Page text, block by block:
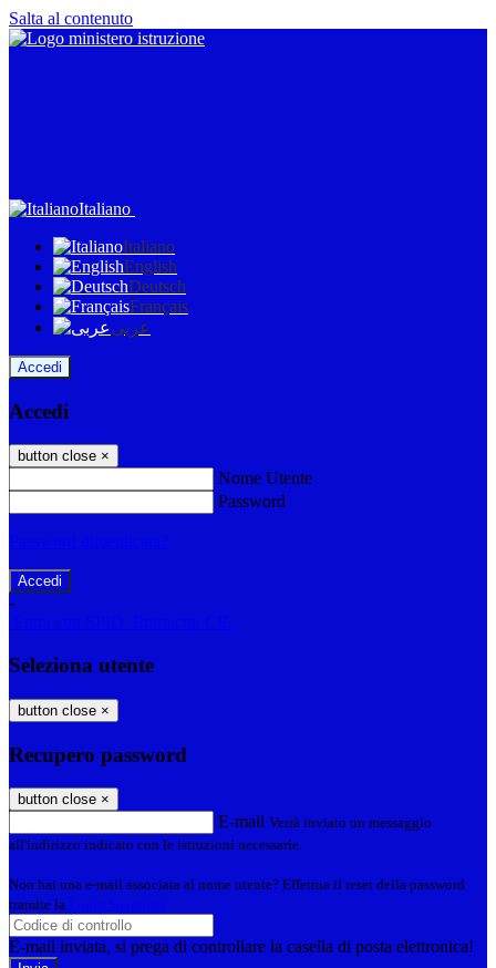
Salta al contenuto
Italiano
Italiano
English
Deutsch
Français
عربى
Accedi
Accedi
button close ×
Nome Utente
Password
Password dimenticata?
-
Entra con SPID
Entra con CIE
Seleziona utente
button close ×
Recupero password
button close ×
E-mail Verrà inviato un messaggio
all'indirizzo indicato con le istruzioni necessarie.
Non hai una e-mail associata al nome utente? Effettua il reset della password
tramite la Login Spaggiari
E-mail inviata, si prega di controllare la casella di posta elettronica!